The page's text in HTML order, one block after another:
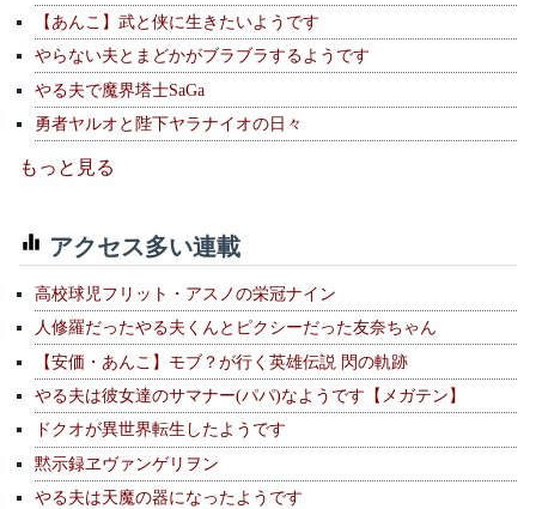
【あんこ】武と侠に生きたいようです
やらない夫とまどかがブラブラするようです
やる夫で魔界塔士SaGa
勇者ヤルオと陛下ヤラナイオの日々
もっと見る
アクセス多い連載
高校球児フリット・アスノの栄冠ナイン
人修羅だったやる夫くんとピクシーだった友奈ちゃん
【安価・あんこ】モブ？が行く英雄伝説 閃の軌跡
やる夫は彼女達のサマナー(パパ)なようです【メガテン】
ドクオが異世界転生したようです
黙示録ヱヴァンゲリヲン
やる夫は天魔の器になったようです